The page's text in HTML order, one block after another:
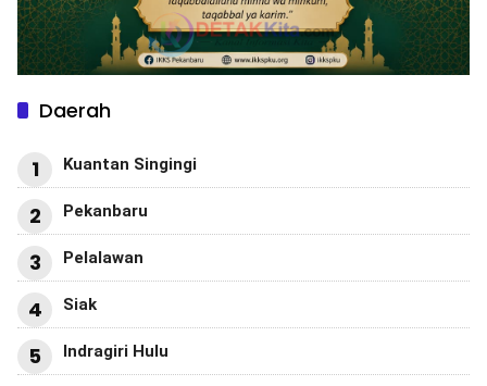
Daerah
1 Kuantan Singingi
2 Pekanbaru
3 Pelalawan
4 Siak
5 Indragiri Hulu